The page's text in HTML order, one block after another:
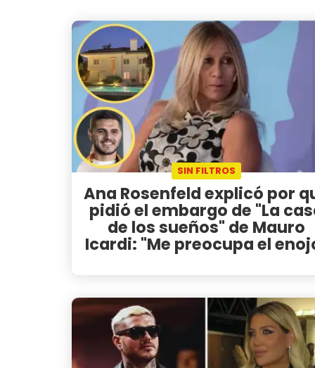
SIN FILTROS
Ana Rosenfeld explicó por
pidió el embargo de "La
de los sueños" de Mauro
Icardi: "Me preocupa el